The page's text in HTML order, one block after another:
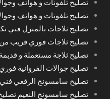
تصليح تلفونات و هواتف
تصليح تلفونات و هواتف
تصليح ثلاجات بالمنزل فني
تصليح ثلاجات فوري قريب
تصليح ثلاجة مستعملة و
تصليح جوالات الفروانية فوري
تصليح سامسونج الرقعي فني
تصليح سامسونج النعيم